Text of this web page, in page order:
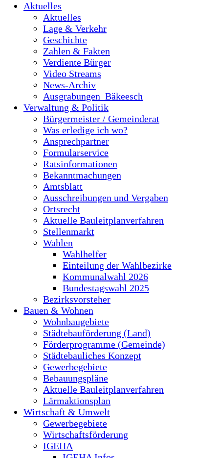
Aktuelles
Aktuelles
Lage & Verkehr
Geschichte
Zahlen & Fakten
Verdiente Bürger
Video Streams
News-Archiv
Ausgrabungen_Bäkeesch
Verwaltung & Politik
Bürgermeister / Gemeinderat
Was erledige ich wo?
Ansprechpartner
Formularservice
Ratsinformationen
Bekanntmachungen
Amtsblatt
Ausschreibungen und Vergaben
Ortsrecht
Aktuelle Bauleitplanverfahren
Stellenmarkt
Wahlen
Wahlhelfer
Einteilung der Wahlbezirke
Kommunalwahl 2026
Bundestagswahl 2025
Bezirksvorsteher
Bauen & Wohnen
Wohnbaugebiete
Städtebauförderung (Land)
Förderprogramme (Gemeinde)
Städtebauliches Konzept
Gewerbegebiete
Bebauungspläne
Aktuelle Bauleitplanverfahren
Lärmaktionsplan
Wirtschaft & Umwelt
Gewerbegebiete
Wirtschaftsförderung
IGEHA